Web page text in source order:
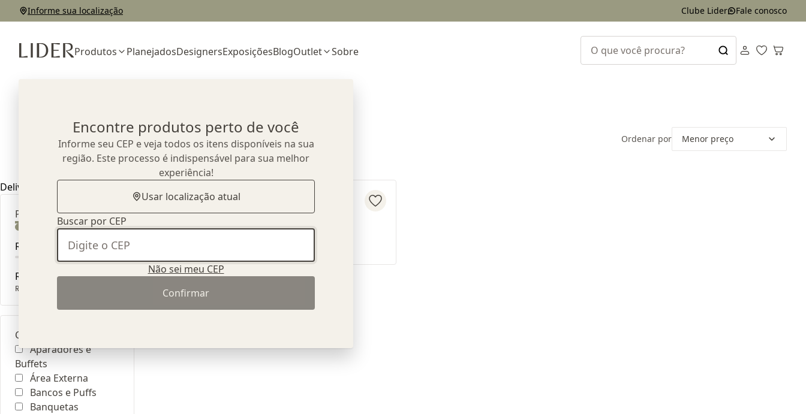
Informe sua localização Clube Lider Fale conosco
Produtos PlanejadosDesignersExposiçõesBlogOutlet Sobre
Encontre produtos perto de você
Informe seu CEP e veja todos os itens disponíveis na sua
região. Este processo é indispensável para sua melhor
experiência!
Usar localização atual
Buscar por CEP
Não sei meu CEP
Confirmar
produtosencontrados
Ordenar por Menor preço
Delivery Methods
Preço
R$ 0
R$ 0
R$ 10
Categoria
Aparadores e
Buffets
Área Externa
Bancos e Puffs
Banquetas
Sofá 80 - Alto